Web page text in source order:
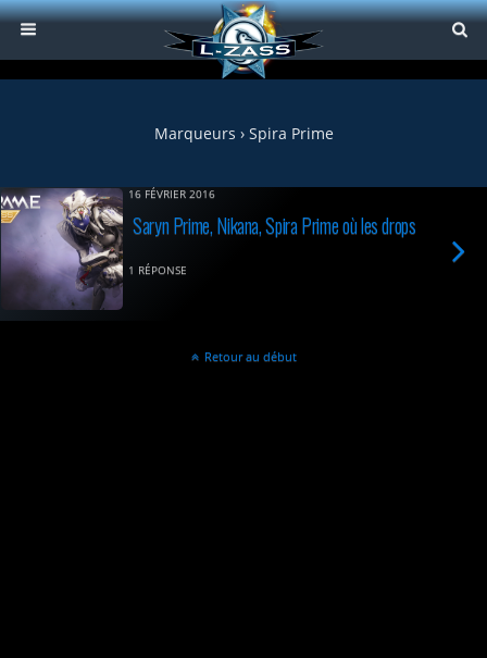
Marqueurs › Spira Prime
16 FÉVRIER 2016
Saryn Prime, Nikana, Spira Prime où les drops
1 RÉPONSE
Retour au début